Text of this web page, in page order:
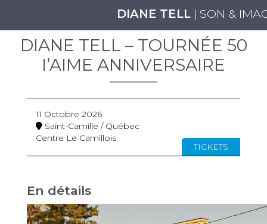
DIANE TELL | SON &
DIANE TELL – TOURNÉE 50
I’AIME ANNIVERSAIRE
11 Octobre 2026
Saint-Camille / Québec
Centre Le Camillois
TICKETS
En détails